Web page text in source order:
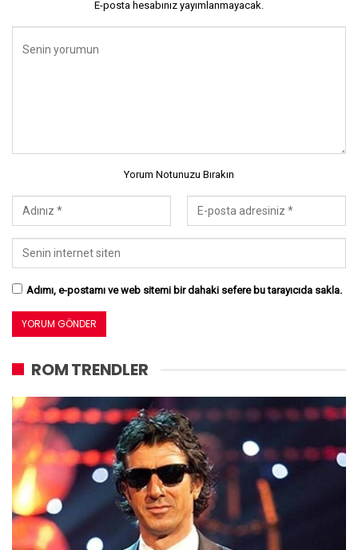
E-posta hesabınız yayımlanmayacak.
Yorum Notunuzu Bırakın
Adımı, e-postamı ve web sitemi bir dahaki sefere bu tarayıcıda sakla.
ROM TRENDLER